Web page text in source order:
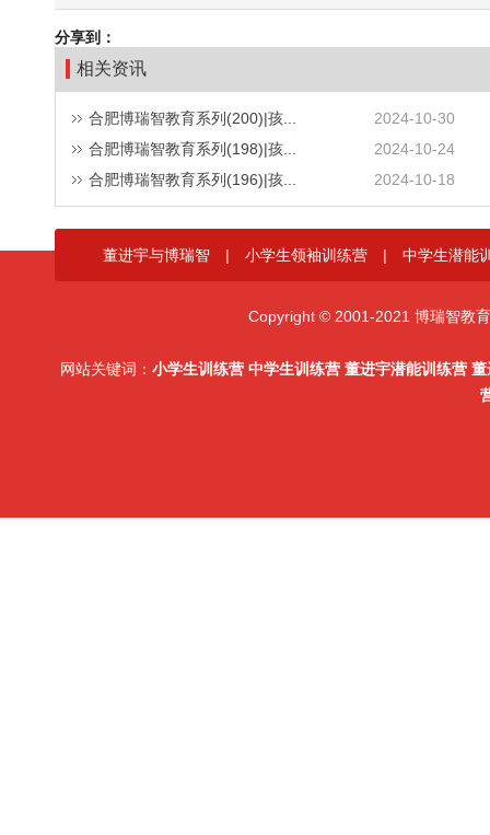
分享到：
相关资讯
合肥博瑞智教育系列(200)|孩...
2024-10-30
合肥博瑞智教育系列(198)|孩...
2024-10-24
合肥博瑞智教育系列(196)|孩...
2024-10-18
董进宇与博瑞智 | 小学生领袖训练营 | 中学生潜能
Copyright © 2001-2021 博瑞智教
网站关键词： 小学生训练营 中学生训练营 董进宇潜能训练营 董